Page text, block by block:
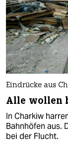
Eindrücke aus
Alle wollen
In Charkiw
Bahnhöfen aus.
bei der Flucht.